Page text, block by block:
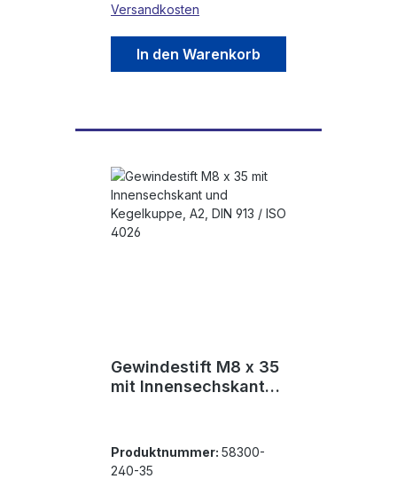
Versandkosten
In den Warenkorb
Gewindestift M8 x 35
mit Innensechskant
Produktnummer: 58300-
240-35